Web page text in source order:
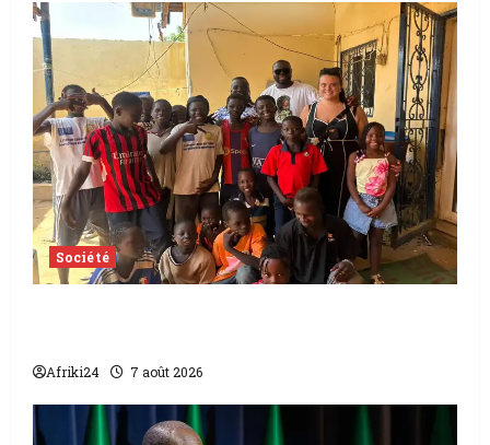
Société
Afriki24 7 août 2026